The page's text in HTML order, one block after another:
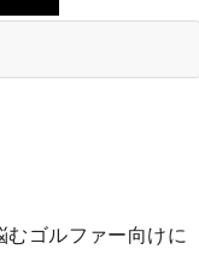
ゴルファー向けに